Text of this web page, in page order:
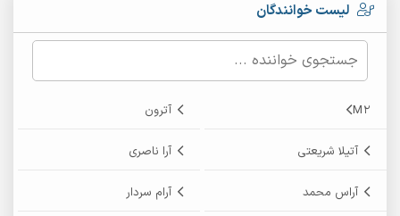
لیست خوانندگان
M2 آترون
آتیلا شریعتی آرا ناصری
آراس محمد آرام سردار